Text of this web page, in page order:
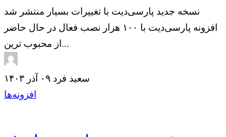
نسخه جدید پارسی‌دیت با تغییرات بسیار منتشر شد
افزونه پارسی‌دیت با ۱۰۰ هزار نصب فعال در حال حاضر
از محبوب ترین...
سعید فرد ۰۹ آذر ۱۴۰۳
افزونه‌ها